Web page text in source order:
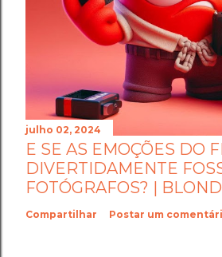
julho 02, 2024
E SE AS EMOÇÕES DO
DIVERTIDAMENTE
FOTÓGRAFOS? |
Compartilhar Postar um